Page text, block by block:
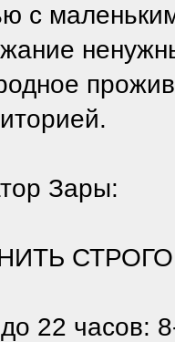
с
Зары:
СТРОГО
22 часов: